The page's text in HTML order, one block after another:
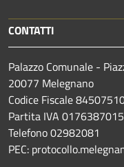
CONTATTI
Palazzo Comunale -
20077 Melegnano
Codice Fiscale
Partita IVA
Telefono 02982081
PEC: